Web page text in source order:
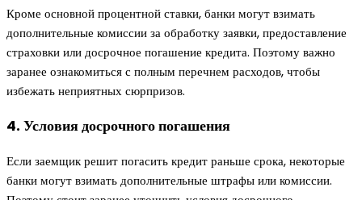
Кроме основной процентной ставки, банки могут взимать
дополнительные комиссии за обработку заявки, предоставление
страховки или досрочное погашение кредита. Поэтому важно
заранее ознакомиться с полным перечнем расходов, чтобы
избежать неприятных сюрпризов.
4. Условия досрочного погашения
Если заемщик решит погасить кредит раньше срока, некоторые
банки могут взимать дополнительные штрафы или комиссии.